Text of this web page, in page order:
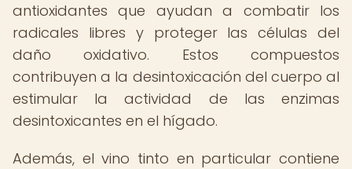
antioxidantes que ayudan a combatir los
radicales libres y proteger las células del
daño oxidativo. Estos compuestos
contribuyen a la desintoxicación del cuerpo al
estimular la actividad de las enzimas
desintoxicantes en el hígado.
Además, el vino tinto en particular contiene